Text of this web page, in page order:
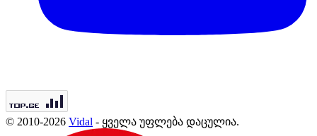
© 2010-2026 Vidal - ყველა უფლება დაცულია.